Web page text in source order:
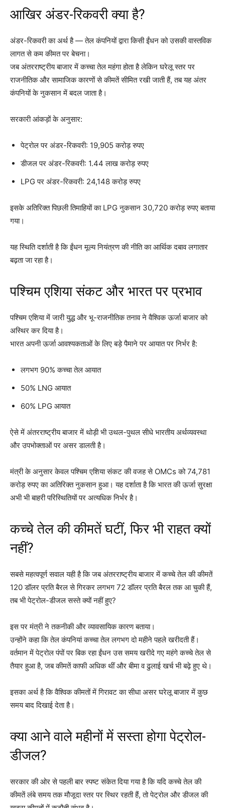
आखिर अंडर-रिकवरी क्या है?
अंडर-रिकवरी का अर्थ है — तेल कंपनियों द्वारा किसी ईंधन को उसकी वास्तविक
लागत से कम कीमत पर बेचना।
जब अंतरराष्ट्रीय बाजार में कच्चा तेल महंगा होता है लेकिन घरेलू स्तर पर
राजनीतिक और सामाजिक कारणों से कीमतें सीमित रखी जाती हैं, तब यह अंतर
कंपनियों के नुकसान में बदल जाता है।
सरकारी आंकड़ों के अनुसार:
पेट्रोल पर अंडर-रिकवरी: 19,905 करोड़ रुपए
डीजल पर अंडर-रिकवरी: 1.44 लाख करोड़ रुपए
LPG पर अंडर-रिकवरी: 24,148 करोड़ रुपए
इसके अतिरिक्त पिछली तिमाहियों का LPG नुकसान 30,720 करोड़ रुपए बताया
गया।
यह स्थिति दर्शाती है कि ईंधन मूल्य नियंत्रण की नीति का आर्थिक दबाव लगातार
बढ़ता जा रहा है।
पश्चिम एशिया संकट और भारत पर प्रभाव
पश्चिम एशिया में जारी युद्ध और भू-राजनीतिक तनाव ने वैश्विक ऊर्जा बाजार को
अस्थिर कर दिया है।
भारत अपनी ऊर्जा आवश्यकताओं के लिए बड़े पैमाने पर आयात पर निर्भर है:
लगभग 90% कच्चा तेल आयात
50% LNG आयात
60% LPG आयात
ऐसे में अंतरराष्ट्रीय बाजार में थोड़ी भी उथल-पुथल सीधे भारतीय अर्थव्यवस्था
और उपभोक्ताओं पर असर डालती है।
मंत्री के अनुसार केवल पश्चिम एशिया संकट की वजह से OMCs को 74,781
करोड़ रुपए का अतिरिक्त नुकसान हुआ। यह दर्शाता है कि भारत की ऊर्जा सुरक्षा
अभी भी बाहरी परिस्थितियों पर अत्यधिक निर्भर है।
कच्चे तेल की कीमतें घटीं, फिर भी राहत क्यों
नहीं?
सबसे महत्वपूर्ण सवाल यही है कि जब अंतरराष्ट्रीय बाजार में कच्चे तेल की कीमतें
120 डॉलर प्रति बैरल से गिरकर लगभग 72 डॉलर प्रति बैरल तक आ चुकी हैं,
तब भी पेट्रोल-डीजल सस्ते क्यों नहीं हुए?
इस पर मंत्री ने तकनीकी और व्यावसायिक कारण बताया।
उन्होंने कहा कि तेल कंपनियां कच्चा तेल लगभग दो महीने पहले खरीदती हैं।
वर्तमान में पेट्रोल पंपों पर बिक रहा ईंधन उस समय खरीदे गए महंगे कच्चे तेल से
तैयार हुआ है, जब कीमतें काफी अधिक थीं और बीमा व ढुलाई खर्च भी बढ़े हुए थे।
इसका अर्थ है कि वैश्विक कीमतों में गिरावट का सीधा असर घरेलू बाजार में कुछ
समय बाद दिखाई देता है।
क्या आने वाले महीनों में सस्ता होगा पेट्रोल-
डीजल?
सरकार की ओर से पहली बार स्पष्ट संकेत दिया गया है कि यदि कच्चे तेल की
कीमतें लंबे समय तक मौजूदा स्तर पर स्थिर रहती हैं, तो पेट्रोल और डीजल की